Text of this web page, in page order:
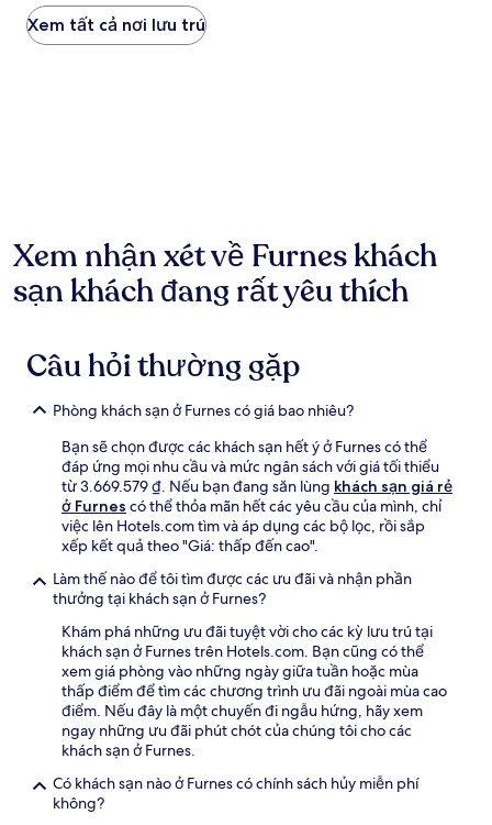
đêm
dựa
qua
cho
đêm
cho
2
lớn.
phòng
thay
dụng
khoản
sung.
Xem tất cả nơi lưu trú
Xem nhận xét về Furnes khách
sạn khách đang rất yêu thích
Câu hỏi thường gặp
Phòng khách sạn ở Furnes có giá bao nhiêu?
Bạn sẽ chọn được các khách sạn hết ý ở Furnes có thể
đáp ứng mọi nhu cầu và mức ngân sách với giá tối thiểu
từ 3.669.579 ₫. Nếu bạn đang săn lùng khách sạn giá rẻ
ở Furnes có thể thỏa mãn hết các yêu cầu của mình, chỉ
việc lên Hotels.com tìm và áp dụng các bộ lọc, rồi sắp
xếp kết quả theo "Giá: thấp đến cao".
Làm thế nào để tôi tìm được các ưu đãi và nhận phần
thưởng tại khách sạn ở Furnes?
Khám phá những ưu đãi tuyệt vời cho các kỳ lưu trú tại
khách sạn ở Furnes trên Hotels.com. Bạn cũng có thể
xem giá phòng vào những ngày giữa tuần hoặc mùa
thấp điểm để tìm các chương trình ưu đãi ngoài mùa cao
điểm. Nếu đây là một chuyến đi ngẫu hứng, hãy xem
ngay những ưu đãi phút chót của chúng tôi cho các
khách sạn ở Furnes.
Có khách sạn nào ở Furnes có chính sách hủy miễn phí
không?